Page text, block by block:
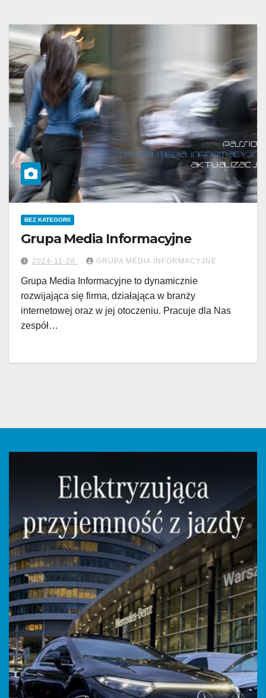
BEZ KATEGORII
Grupa Media Informacyjne
2024-11-28 GRUPA MEDIA INFORMACYJNE
Grupa Media Informacyjne to dynamicznie
rozwijająca się firma, działająca w branży
internetowej oraz w jej otoczeniu. Pracuje dla Nas
zespół…